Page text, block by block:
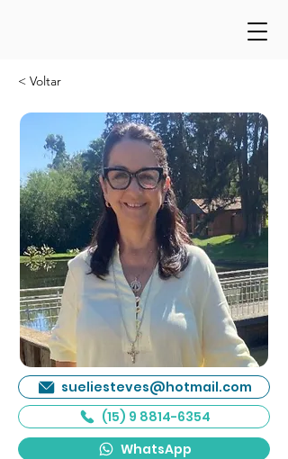
< Voltar
sueliesteves@hotmail.com
(15) 9 8814-6354
WhatsApp